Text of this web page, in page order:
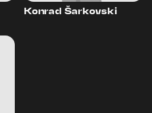
Konrad Šarkovski